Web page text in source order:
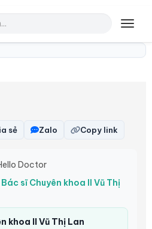
sẻ Zalo Copy link
Doctor
Bác sĩ Chuyên khoa II Vũ Thị
khoa II Vũ Thị Lan